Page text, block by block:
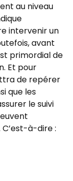
au niveau
intervenir un
avant
primordial de
Et pour
de repérer
que les
le suivi
à-dire :